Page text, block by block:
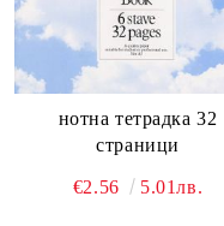
нотна тетрадка 32
страници
€2.56 5.01лв.